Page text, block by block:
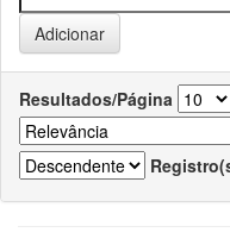
Resultados/Página